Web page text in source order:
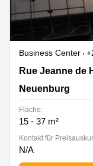
Business Center
Rue Jeanne de
Rue Jeanne de
Neuenburg
Fläche:
15 - 37 m²
Kontakt für
N/A